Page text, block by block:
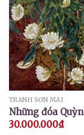
TRANH SƠN MÀI
Những đóa
30.000.000₫